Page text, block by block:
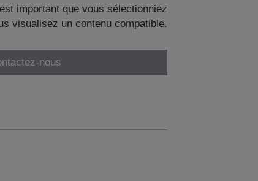
important que vous sélectionniez
visualisez un contenu compatible.
nous